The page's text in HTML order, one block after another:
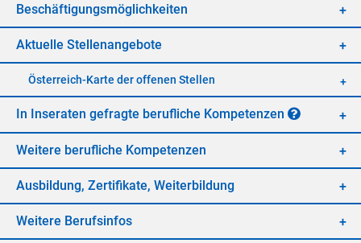
Be­schäf­ti­gungs­mög­lich­kei­ten
Ak­tu­el­le Stel­len­an­ge­bo­te
Öster­reich-Kar­te der of­fe­nen Stel­len
In In­se­ra­ten ge­frag­te be­ruf­li­che Kom­pe­ten­zen
Wei­te­re be­ruf­li­che Kom­pe­ten­zen
Aus­bil­dung, Zer­ti­fi­ka­te, Wei­ter­bil­dung
Wei­te­re Be­rufs­in­fos